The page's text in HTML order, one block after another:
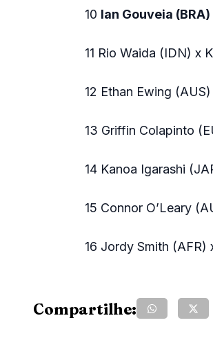
10 Ian Gouveia (BRA)
11 Rio Waida (IDN) x
12 Ethan Ewing
13 Griffin Colapinto
14 Kanoa Igarashi
15 Connor O’Leary
16 Jordy Smith (AFR)
Compartilhe: